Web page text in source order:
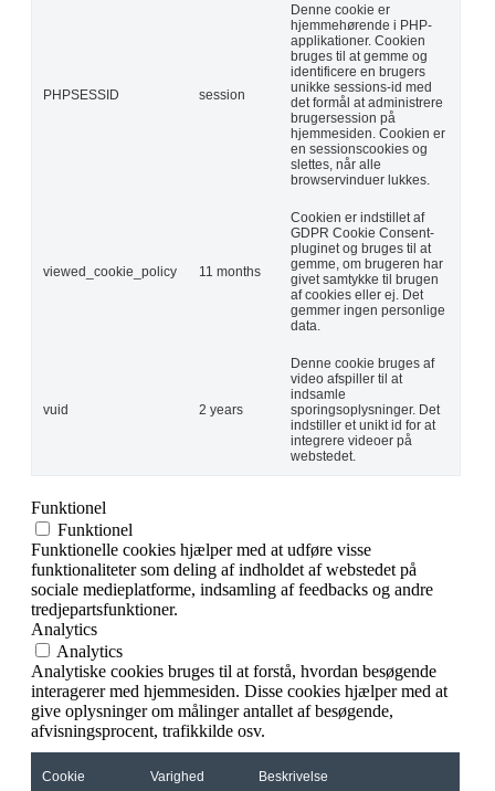
PHPSESSID session
Denne cookie er
hjemmehørende i PHP-
applikationer. Cookien
bruges til at gemme og
identificere en brugers
unikke sessions-id med
det formål at administrere
brugersession på
hjemmesiden. Cookien er
en sessionscookies og
slettes, når alle
browservinduer lukkes.
viewed_cookie_policy 11 months
Cookien er indstillet af
GDPR Cookie Consent-
pluginet og bruges til at
gemme, om brugeren har
givet samtykke til brugen
af cookies eller ej. Det
gemmer ingen personlige
data.
vuid 2 years
Denne cookie bruges af
video afspiller til at
indsamle
sporingsoplysninger. Det
indstiller et unikt id for at
integrere videoer på
webstedet.
Funktionel
Funktionel
Funktionelle cookies hjælper med at udføre visse
funktionaliteter som deling af indholdet af webstedet på
sociale medieplatforme, indsamling af feedbacks og andre
tredjepartsfunktioner.
Analytics
Analytics
Analytiske cookies bruges til at forstå, hvordan besøgende
interagerer med hjemmesiden. Disse cookies hjælper med at
give oplysninger om målinger antallet af besøgende,
afvisningsprocent, trafikkilde osv.
Cookie Varighed Beskrivelse